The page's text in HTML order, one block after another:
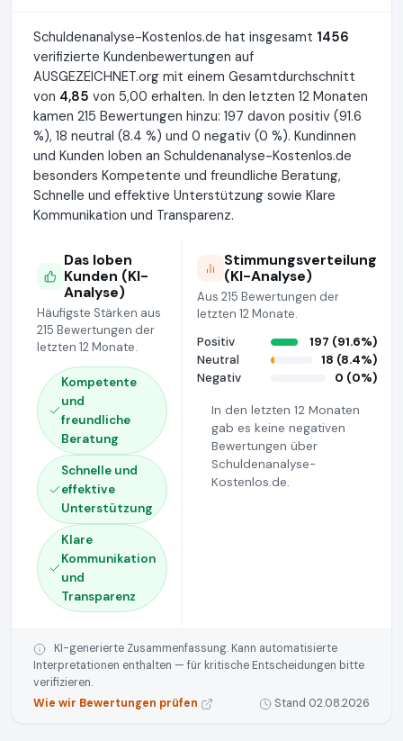
Schuldenanalyse-Kostenlos.de hat insgesamt 1456
verifizierte Kundenbewertungen auf
AUSGEZEICHNET.org mit einem Gesamtdurchschnitt
von 4,85 von 5,00 erhalten. In den letzten 12 Monaten
kamen 215 Bewertungen hinzu: 197 davon positiv (91.6
%), 18 neutral (8.4 %) und 0 negativ (0 %). Kundinnen
und Kunden loben an Schuldenanalyse-Kostenlos.de
besonders Kompetente und freundliche Beratung,
Schnelle und effektive Unterstützung sowie Klare
Kommunikation und Transparenz.
Das loben
Kunden (KI-
Analyse)
Häufigste Stärken aus
215 Bewertungen der
letzten 12 Monate.
Kompetente
und
freundliche
Beratung
Schnelle und
effektive
Unterstützung
Klare
Kommunikation
und
Transparenz
Stimmungsverteilung
(KI-Analyse)
Aus 215 Bewertungen der
letzten 12 Monate.
Positiv
197 (91.6%)
Neutral
18 (8.4%)
Negativ
0 (0%)
In den letzten 12 Monaten
gab es keine negativen
Bewertungen über
Schuldenanalyse-
Kostenlos.de.
KI-generierte Zusammenfassung. Kann automatisierte
Interpretationen enthalten — für kritische Entscheidungen bitte
verifizieren.
Wie wir Bewertungen prüfen
Stand 02.08.2026